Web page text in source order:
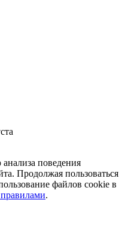
поведения
Продолжая пользоваться
файлов cookie в
.